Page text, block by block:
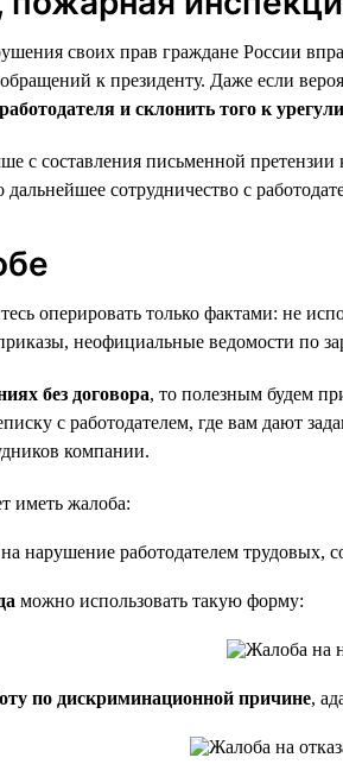
своих прав граждане России
к президенту. Даже если
и склонить того к
с составления письменной
сотрудничество с
оперировать только фактами: не
неофициальные ведомости по
без договора, то полезным будем
с работодателем, где вам дают
компании.
иметь жалоба:
можно использовать такую форму:
по дискриминационной причине,